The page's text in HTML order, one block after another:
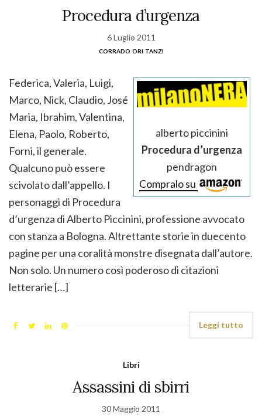
Procedura d’urgenza
6 Luglio 2011
corrado ori tanzi
alberto piccinini
Procedura d’urgenza
pendragon
Compralo su
Federica, Valeria, Luigi,
Marco, Nick, Claudio, José
Maria, Ibrahim, Valentina,
Elena, Paolo, Roberto,
Forni, il generale.
Qualcuno può essere
scivolato dall’appello. I
personaggi di Procedura
d’urgenza di Alberto Piccinini, professione avvocato
con stanza a Bologna. Altrettante storie in duecento
pagine per una coralità monstre disegnata dall’autore.
Non solo. Un numero così poderoso di citazioni
letterarie […]
Leggi tutto
Libri
Assassini di sbirri
30 Maggio 2011